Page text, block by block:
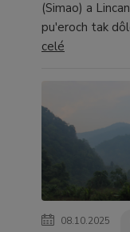
(Simao) a
pu'eroch tak
celé
08.10.2025